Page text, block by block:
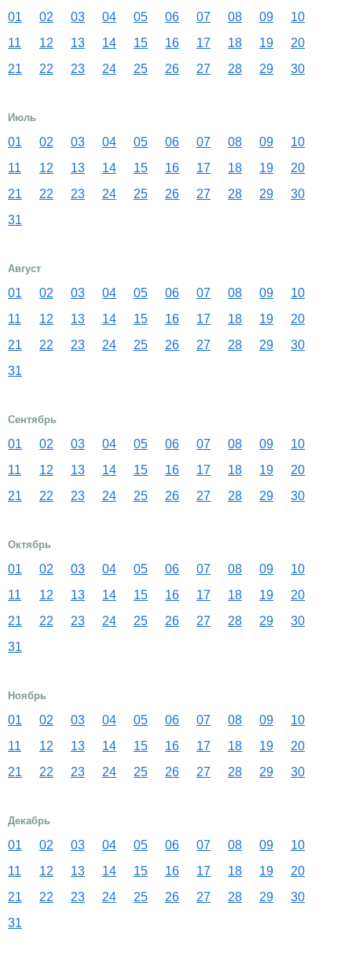
01 02 03 04 05 06 07 08 09
10
11
12 13 14 15 16 17 18 19
20
21
22 23 24 25 26 27 28 29 30
Июль
01 02 03 04 05 06 07 08 09
10
11
12 13 14 15 16 17 18 19
20
21
22 23 24 25 26 27 28 29
30
31
Август
01 02 03 04 05 06 07 08 09
10
11
12 13 14 15 16 17 18 19
20
21
22 23 24 25 26 27 28 29
30
31
Сентябрь
01 02 03 04 05 06 07 08 09
10
11
12 13 14 15 16 17 18 19
20
21
22 23 24 25 26 27 28 29 30
Октябрь
01 02 03 04 05 06 07 08 09
10
11
12 13 14 15 16 17 18 19
20
21
22 23 24 25 26 27 28 29
30
31
Ноябрь
01 02 03 04 05 06 07 08 09
10
11
12 13 14 15 16 17 18 19
20
21
22 23 24 25 26 27 28 29 30
Декабрь
01 02 03 04 05 06 07 08 09
10
11
12 13 14 15 16 17 18 19
20
21
22 23 24 25 26 27 28 29
30
31